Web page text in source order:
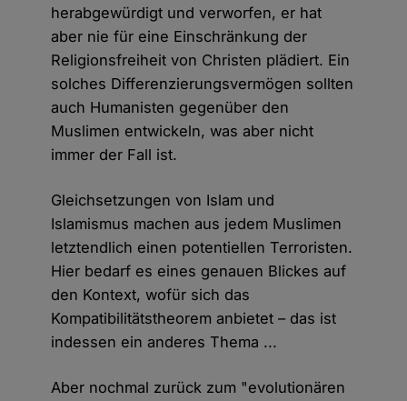
herabgewürdigt und verworfen, er hat
aber nie für eine Einschränkung der
Religionsfreiheit von Christen plädiert. Ein
solches Differenzierungsvermögen sollten
auch Humanisten gegenüber den
Muslimen entwickeln, was aber nicht
immer der Fall ist.
Gleichsetzungen von Islam und
Islamismus machen aus jedem Muslimen
letztendlich einen potentiellen Terroristen.
Hier bedarf es eines genauen Blickes auf
den Kontext, wofür sich das
Kompatibilitätstheorem anbietet – das ist
indessen ein anderes Thema ...
Aber nochmal zurück zum "evolutionären